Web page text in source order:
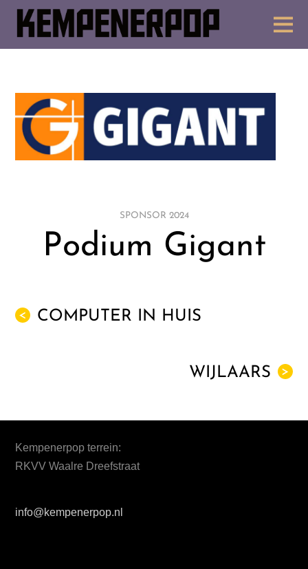
SPONSOR 2024
Podium Gigant
< COMPUTER IN HUIS
>
WIJLAARS
Kempenerpop terrein:
RKVV Waalre Dreefstraat
info@kempenerpop.nl